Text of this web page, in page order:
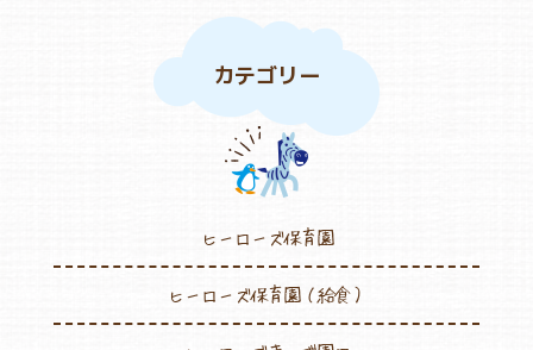
カテゴリー
ヒーローズ保育園
ヒーローズ保育園（給食）